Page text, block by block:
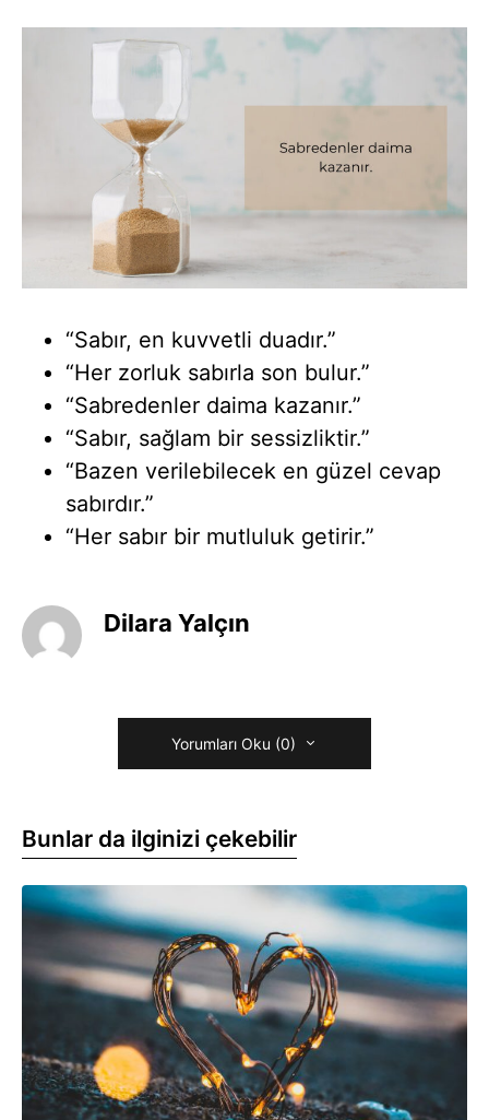
“Sabır, en kuvvetli duadır.”
“Her zorluk sabırla son bulur.”
“Sabredenler daima kazanır.”
“Sabır, sağlam bir sessizliktir.”
“Bazen verilebilecek en güzel cevap
sabırdır.”
“Her sabır bir mutluluk getirir.”
Dilara Yalçın
Yorumları Oku (0)
Bunlar da ilginizi çekebilir